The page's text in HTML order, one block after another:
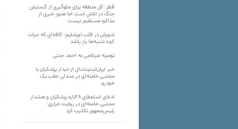
قطر: کل منطقه برای جلوگیری از گسترش
جنگ در تلاش است اما هنوز خبری از
مذاکره مستقیم نیست
شورش در قلب اورشلیم؛ کافه‌ای که جرات
کرده شنبه‌ها باز باشد
توصیه ضرغامی به احمد جنتی
خبر ایران‌اینترنشنال از دیدار پزشکیان با
مجتبی خامنه‌ای در صندلی عقب یک
خودرو
ادعای استعفای ۲۸باره پزشکیان و هشدار
مجتبی خامنه‌ای در روایت خرازی؛
رئیس‌جمهور تکذیب کرد